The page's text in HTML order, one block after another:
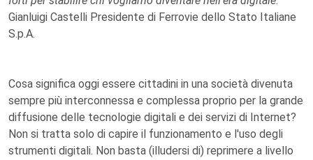
Gianluigi Castelli Presidente di Ferrovie dello Stato Italiane
S.p.A.
Cosa significa oggi essere cittadini in una società divenuta
sempre più interconnessa e complessa proprio per la grande
diffusione delle tecnologie digitali e dei servizi di Internet?
Non si tratta solo di capire il funzionamento e l'uso degli
strumenti digitali. Non basta (illudersi di) reprimere a livello